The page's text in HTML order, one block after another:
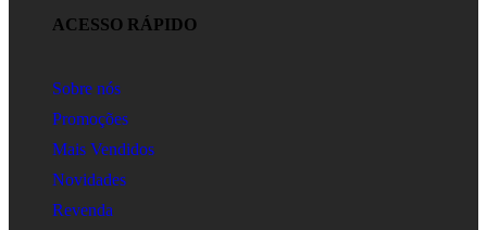
ACESSO RÁPIDO
Sobre nós
Promoções
Mais Vendidos
Novidades
Revenda